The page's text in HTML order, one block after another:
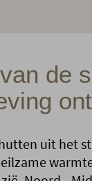
de
uit het